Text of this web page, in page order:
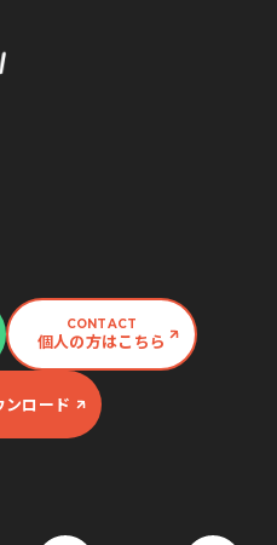
CONTACT
個人の方はこちら
ンロード